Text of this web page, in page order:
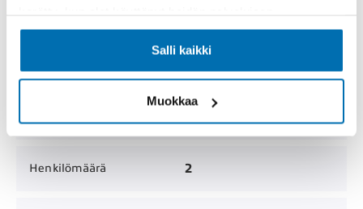
Salli kaikki
Muokkaa
Henkilömäärä 2